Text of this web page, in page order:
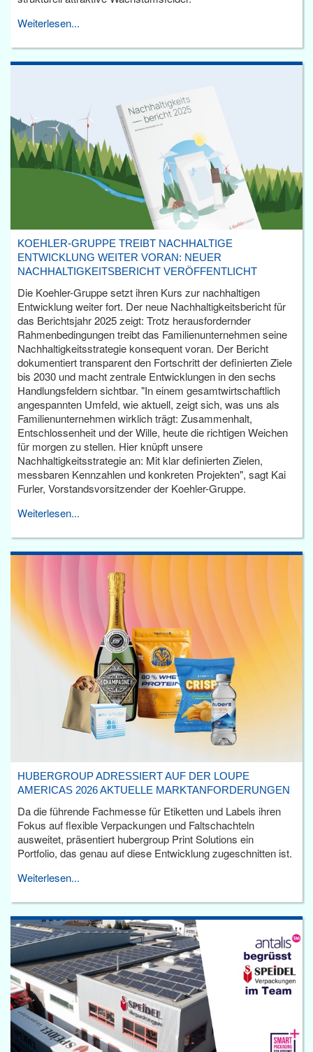
Weiterlesen...
KOEHLER-GRUPPE TREIBT NACHHALTIGE
ENTWICKLUNG WEITER VORAN: NEUER
NACHHALTIGKEITSBERICHT VERÖFFENTLICHT
Die Koehler-Gruppe setzt ihren Kurs zur nachhaltigen
Entwicklung weiter fort. Der neue Nachhaltigkeitsbericht für
das Berichtsjahr 2025 zeigt: Trotz herausfordernder
Rahmenbedingungen treibt das Familienunternehmen seine
Nachhaltigkeitsstrategie konsequent voran. Der Bericht
dokumentiert transparent den Fortschritt der definierten Ziele
bis 2030 und macht zentrale Entwicklungen in den sechs
Handlungsfeldern sichtbar. "In einem gesamtwirtschaftlich
angespannten Umfeld, wie aktuell, zeigt sich, was uns als
Familienunternehmen wirklich trägt: Zusammenhalt,
Entschlossenheit und der Wille, heute die richtigen Weichen
für morgen zu stellen. Hier knüpft unsere
Nachhaltigkeitsstrategie an: Mit klar definierten Zielen,
messbaren Kennzahlen und konkreten Projekten", sagt Kai
Furler, Vorstandsvorsitzender der Koehler-Gruppe.
Weiterlesen...
HUBERGROUP ADRESSIERT AUF DER LOUPE
AMERICAS 2026 AKTUELLE MARKTANFORDERUNGEN
Da die führende Fachmesse für Etiketten und Labels ihren
Fokus auf flexible Verpackungen und Faltschachteln
ausweitet, präsentiert hubergroup Print Solutions ein
Portfolio, das genau auf diese Entwicklung zugeschnitten ist.
Weiterlesen...